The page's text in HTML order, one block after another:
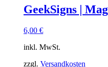
GeekSigns |
6,00 €
inkl. MwSt.
zzgl. Versandkosten